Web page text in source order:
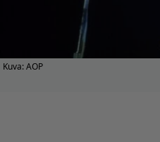
Kuva: AOP